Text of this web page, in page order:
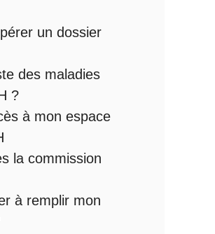
un dossier
des maladies
?
à mon espace
la commission
à remplir mon